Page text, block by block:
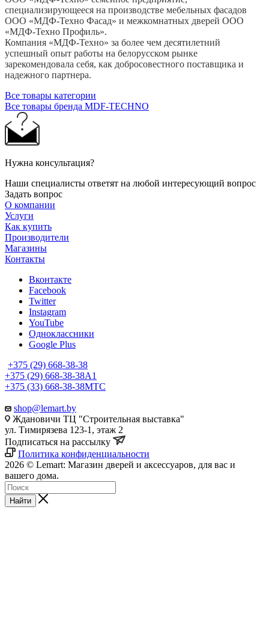
специализирующееся на производстве мебельных фасадов
ООО «МДФ-Техно Фасад» и межкомнатных дверей ООО
«МДФ-Техно Профиль».
Компания «МДФ-Техно» за более чем десятилетний
успешный опыт работы на белорусском рынке
зарекомендовала себя, как добросовестного поставщика и
надежного партнера.
Все товары категории
Все товары бренда MDF-TECHNO
Нужна консультация?
Наши специалисты ответят на любой интересующий вопрос
Задать вопрос
О компании
Услуги
Как купить
Производители
Магазины
Контакты
Вконтакте
Facebook
Twitter
Instagram
YouTube
Одноклассники
Google Plus
+375 (29) 668-38-38
+375 (29) 668-38-38A1
+375 (33) 668-38-38МТС
shop@lemart.by
Ждановичи ТЦ "Строительная выставка"
ул. Тимирязева 123-1, этаж 2
Подписаться на рассылку
Политика конфиденциальности
2026 © Lemart: Магазин дверей и аксессуаров, для вас и
вашего дома.
Найти